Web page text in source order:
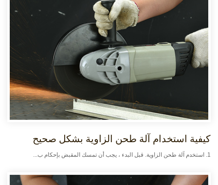
كيفية استخدام آلة طحن الزاوية بشكل صحيح
1. استخدم آلة طحن الزاوية. قبل البدء ، يجب أن تمسك المقبض بإحكام ب...